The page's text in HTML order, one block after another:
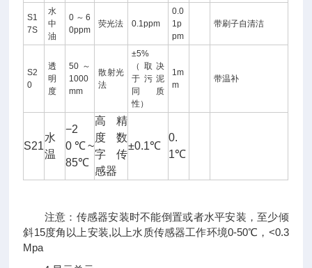
S1
7S
水
中
油
0～6
0ppm
荧光法 0.1ppm
0.0
1p
pm
带刷子自清洁
S2
0
透
明
度
50～
1000
mm
散射光
法
±5%
（取决
于污泥
同质
性）
1m
m
带温补
S21
水
温
−2
0℃~
85℃
高精
度数
字传
感器
±0.1℃
0.
1℃
注意：传感器安装时不能倒置或者水平安装，至少倾
斜15度角以上安装,以上水质传感器工作环境0-50℃，<0.3
Mpa